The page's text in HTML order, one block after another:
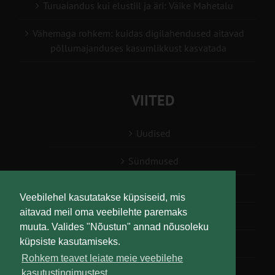
Veebilehel kasutatakse küpsiseid, mis
aitavad meil oma veebilehte paremaks
muuta. Valides "Nõustun" annad nõusoleku
küpsiste kasutamiseks.
Rohkem teavet leiate meie veebilehe
Turuaiandus kui elustiil ja äri: Väike Mahetalu
Vähemaga rohkem: kuidas digilahendused aitavad
põllumajanduses kasumlikkust kasvatada
VIITED
Uudised
Sündmused
Teabesalv
Liitu uudiskirjaga